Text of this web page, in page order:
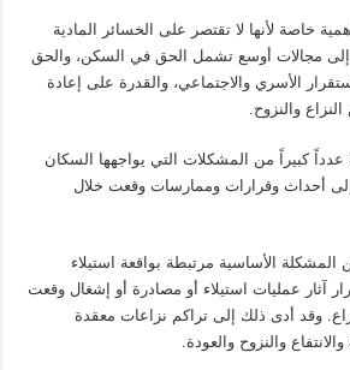
خاصة لأنها لا تقتصر على الخسائر المادية
إلى مجالات أوسع تشمل الحق في السكن، والحق
الأسري والاجتماعي، والقدرة على إعادة
والنزوح.
كبيراً من المشكلات التي يواجهها السكان
إلى أحداث وقرارات وممارسات وقعت خلال
الأساسية مرتبطة بواقعة استيلاء
آثار عمليات استيلاء أو مصادرة أو إشغال وقعت
وقد أدى ذلك إلى تراكم نزاعات معقدة
والنزوح والعودة.